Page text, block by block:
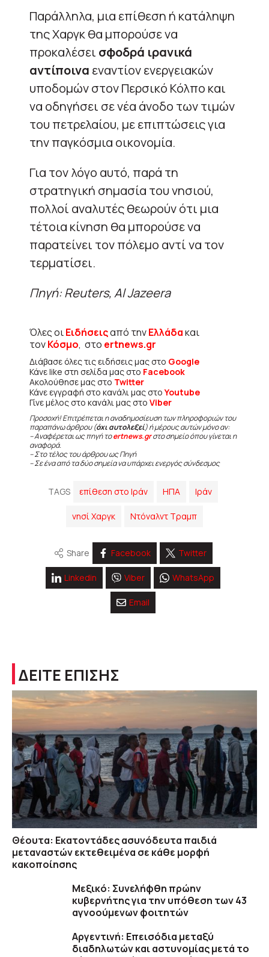
Παράλληλα, μια επίθεση ή κατάληψη
της Χαργκ θα μπορούσε να
προκαλέσει σφοδρά ιρανικά
αντίποινα εναντίον ενεργειακών
υποδομών στον Περσικό Κόλπο και
να οδηγήσει σε νέα άνοδο των τιμών
του πετρελαίου, με επιπτώσεις για
την παγκόσμια οικονομία.
Για τον λόγο αυτό, παρά τη
στρατηγική σημασία του νησιού,
πολλοί αναλυτές θεωρούν ότι μια
τέτοια κίνηση θα μπορούσε να
παρατείνει τον πόλεμο αντί να τον
τερματίσει.
Πηγή: Reuters, Al Jazeera
Όλες οιΕιδήσειςαπό τηνΕλλάδακαι
τονΚόσμο, στο ertnews.gr
Διάβασε όλες τις ειδήσεις μας στο Google
Κάνε like στη σελίδα μας στο Facebook
Ακολούθησε μας στο Twitter
Κάνε εγγραφή στο κανάλι μας στοYoutube
Γίνε μέλος στο κανάλι μας στο Viber
Προσοχή! Επιτρέπεται η αναδημοσίευση των πληροφοριών του
παραπάνω άρθρου (όχι αυτολεξεί) ή μέρους αυτών μόνο αν:
– Αναφέρεται ως πηγή τοertnews.grστο σημείο όπου γίνεται η
αναφορά.
– Στο τέλος του άρθρου ως Πηγή
– Σε ένα από τα δύο σημεία να υπάρχει ενεργός σύνδεσμος
TAGS επίθεση στο Ιράν ΗΠΑ Ιράν
νησί Χαργκ Ντόναλντ Τραμπ
Share Facebook Twitter
Linkedin Viber WhatsApp
Email
ΔΕΙΤΕ ΕΠΙΣΗΣ
Θέουτα: Εκατοντάδες ασυνόδευτα παιδιά
μεταναστών εκτεθειμένα σε κάθε μορφή
κακοποίησης
Μεξικό: Συνελήφθη πρώην
κυβερνήτης για την υπόθεση των 43
αγνοούμενων φοιτητών
Αργεντινή: Επεισόδια μεταξύ
διαδηλωτών και αστυνομίας μετά το